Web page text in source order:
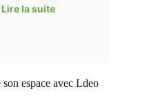
Lire la suite
espace avec Ldeo